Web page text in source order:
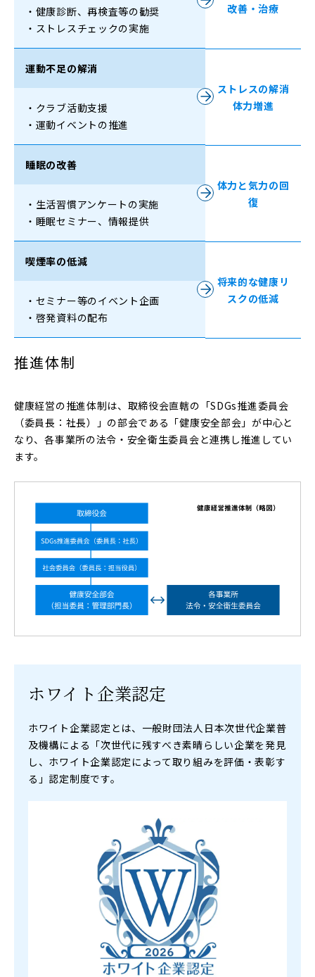
・ 健康診断、再検査等の勧奨
・ ストレスチェックの実施
改善・治療
運動不足の解消
・ クラブ活動支援
・ 運動イベントの推進
ストレスの解消
体力増進
睡眠の改善
・ 生活習慣アンケートの実施
・ 睡眠セミナー、情報提供
体力と気力の回
復
喫煙率の低減
・ セミナー等のイベント企画
・ 啓発資料の配布
将来的な健康リ
スクの低減
推進体制
健康経営の推進体制は、取締役会直轄の「SDGs推進委員会
（委員長：社長）」の部会である「健康安全部会」が中心と
なり、各事業所の法令・安全衛生委員会と連携し推進してい
ます。
ホワイト企業認定
ホワイト企業認定とは、一般財団法人日本次世代企業普
及機構による「次世代に残すべき素晴らしい企業を発見
し、ホワイト企業認定によって取り組みを評価・表彰す
る」認定制度です。